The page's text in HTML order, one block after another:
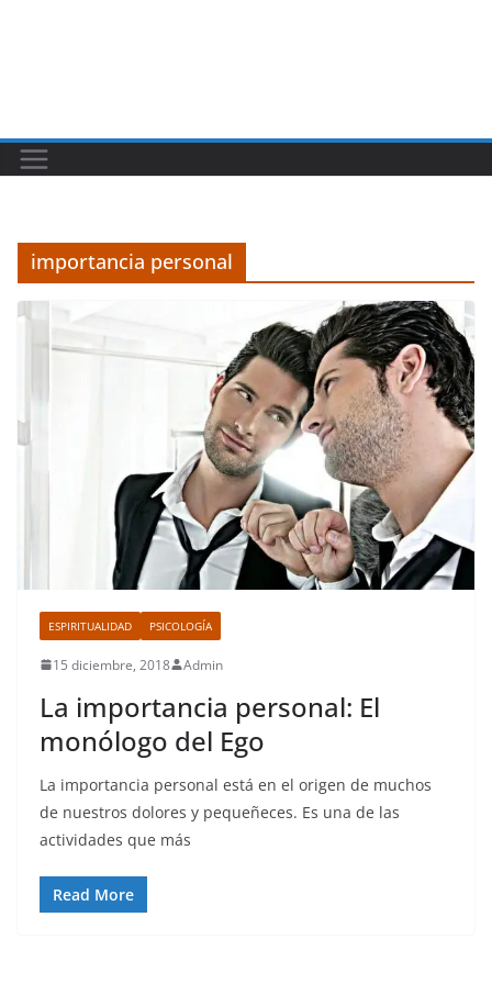
importancia personal
ESPIRITUALIDAD PSICOLOGÍA
15 diciembre, 2018 Admin
La importancia personal: El
monólogo del Ego
La importancia personal está en el origen de muchos
de nuestros dolores y pequeñeces. Es una de las
actividades que más
Read More